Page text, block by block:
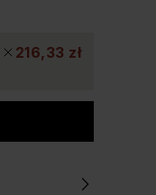
216,33 zł